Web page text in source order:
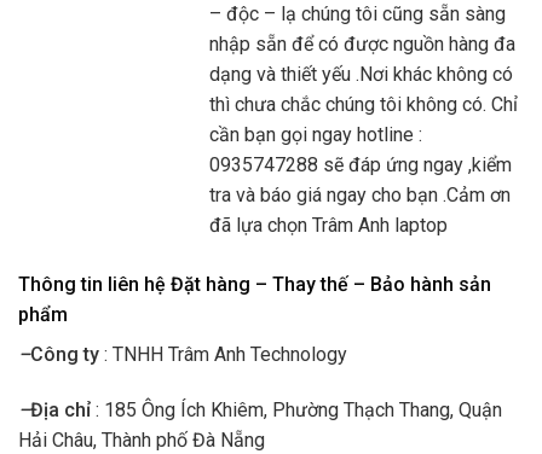
– độc – lạ chúng tôi cũng sẵn sàng
nhập sẵn để có được nguồn hàng đa
dạng và thiết yếu .Nơi khác không có
thì chưa chắc chúng tôi không có. Chỉ
cần bạn gọi ngay hotline :
0935747288 sẽ đáp ứng ngay ,kiểm
tra và báo giá ngay cho bạn .Cảm ơn
đã lựa chọn Trâm Anh laptop
Thông tin liên hệ Đặt hàng – Thay thế – Bảo hành sản
phẩm
–Công ty : TNHH Trâm Anh Technology
–Địa chỉ : 185 Ông Ích Khiêm, Phường Thạch Thang, Quận
Hải Châu, Thành phố Đà Nẵng